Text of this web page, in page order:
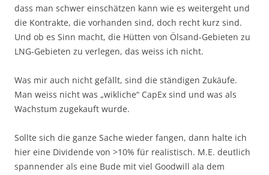
dass man schwer einschätzen kann wie es weitergeht und
die Kontrakte, die vorhanden sind, doch recht kurz sind.
Und ob es Sinn macht, die Hütten von Ölsand-Gebieten zu
LNG-Gebieten zu verlegen, das weiss ich nicht.
Was mir auch nicht gefällt, sind die ständigen Zukäufe.
Man weiss nicht was „wikliche“ CapEx sind und was als
Wachstum zugekauft wurde.
Sollte sich die ganze Sache wieder fangen, dann halte ich
hier eine Dividende von >10% für realistisch. M.E. deutlich
spannender als eine Bude mit viel Goodwill ala dem